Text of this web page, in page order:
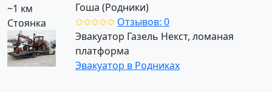
~1 км
Стоянка
Гоша (Родники)
✩✩✩✩✩ Отзывов: 0
Эвакуатор Газель Некст, ломаная
платформа
Эвакуатор в Родниках